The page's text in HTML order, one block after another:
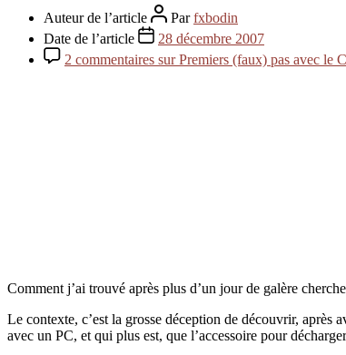
Auteur de l’article Parfxbodin
Date de l’article
28 décembre 2007
2 commentaires sur Premiers (faux) pas avec le
Comment j’ai trouvé après plus d’un jour de galère
Le contexte, c’est la grosse déception de découvrir,
avec un PC, et qui plus est, que l’accessoire pour